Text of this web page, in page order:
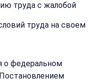
труда с жалобой
труда на своем
о федеральном